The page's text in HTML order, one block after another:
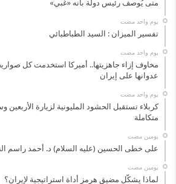
متى يُوصف رئيس دولة بأنه «غبي»
‏يوم واحد مضت
تفسير الميزان : السيد الطباطبائي
‏يوم واحد مضت
مخاوف إزاء جاهزيتها.. أميركا استخدمت كل
عدوانها على إيران
‏يوم واحد مضت
كربلاء تستقبل الحشود المليونية لزيارة
متكاملة
‏يومين مضت
على خطى الحسين (عليه السلام) د. أحمد راسم
‏يومين مضت
لماذا يشكّل مضيق هرمز أداة استراتيجية لإيران؟